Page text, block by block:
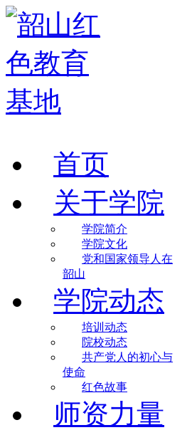
首页
关于学院
学院简介
学院文化
党和国家领导人在
韶山
学院动态
培训动态
院校动态
共产党人的初心与
使命
红色故事
师资力量